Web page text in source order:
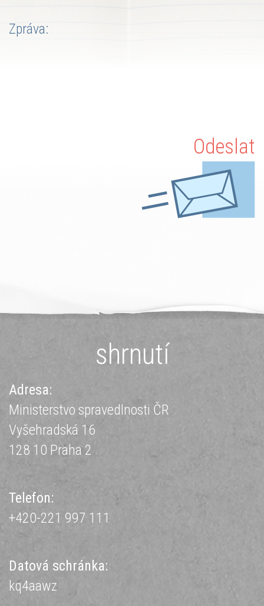
Zpráva:
Odeslat
shrnutí
Adresa:
Ministerstvo spravedlnosti ČR
Vyšehradská 16
128 10 Praha 2
Telefon:
+420-221 997 111
Datová schránka:
kq4aawz